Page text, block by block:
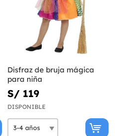
Disfraz de bruja mágica
para niña
S/ 119
DISPONIBLE